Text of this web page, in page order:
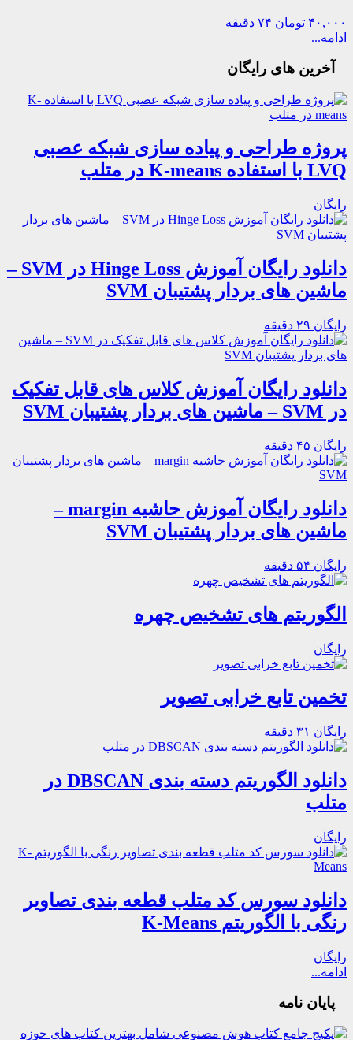
۴۰,۰۰۰ تومان
۷۴ دقیقه
ادامه...
آخرین های رایگان
پروژه طراحی و پیاده سازی شبکه‌ عصبی
LVQ با استفاده K-means در متلب
رایگان
دانلود رایگان آموزش Hinge Loss در SVM –
ماشین های بردار پشتیبان SVM
رایگان ۲۹ دقیقه
دانلود رایگان آموزش کلاس های قابل تفکیک
در SVM – ماشین های بردار پشتیبان SVM
رایگان ۴۵ دقیقه
دانلود رایگان آموزش حاشیه margin –
ماشین های بردار پشتیبان SVM
رایگان ۵۴ دقیقه
الگوریتم های تشخیص چهره
رایگان
تخمین تابع خرابی تصویر
رایگان ۳۱ دقیقه
دانلود الگوریتم دسته بندی DBSCAN در
متلب
رایگان
دانلود سورس کد متلب قطعه بندی تصاویر
رنگی با الگوریتم K-Means
رایگان
ادامه...
پایان نامه